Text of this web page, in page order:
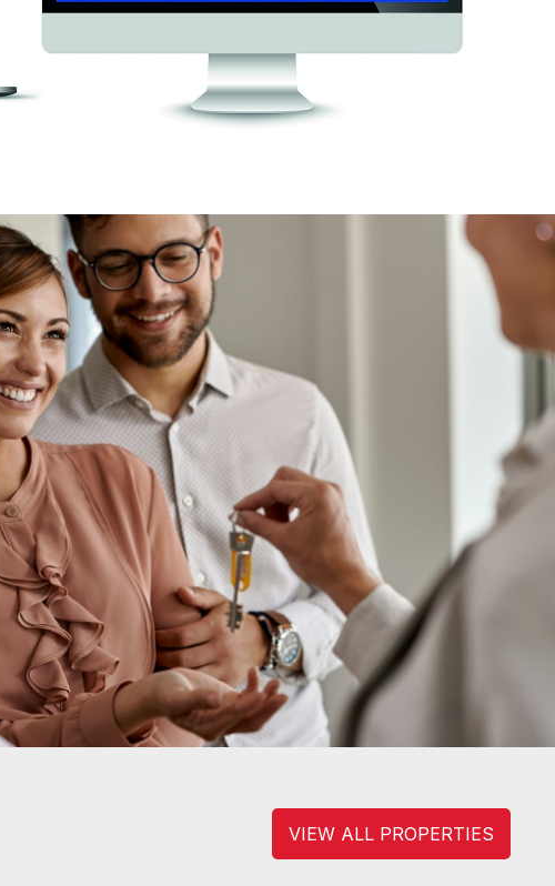
VIEW ALL PROPERTIES